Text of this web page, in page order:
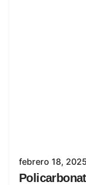
febrero 18, 2025